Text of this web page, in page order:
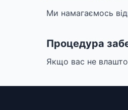
Ми намагаємось
Процедура
Якщо вас не